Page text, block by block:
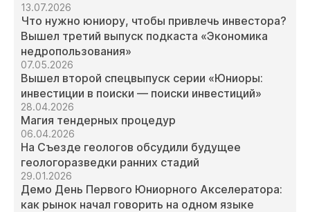
13.07.2026
Что нужно юниору, чтобы привлечь инвестора?
Вышел третий выпуск подкаста «Экономика
недропользования»
07.05.2026
Вышел второй спецвыпуск серии «Юниоры:
инвестиции в поиски — поиски инвестиций»
28.04.2026
Магия тендерных процедур
06.04.2026
На Съезде геологов обсудили будущее
геологоразведки ранних стадий
29.01.2026
Демо День Первого Юниорного Акселератора:
как рынок начал говорить на одном языке